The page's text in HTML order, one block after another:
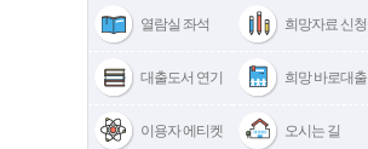
열람실 좌석 희망자료 신청
대출도서 연기 희망 바로대출
이용자 에티켓 오시는 길